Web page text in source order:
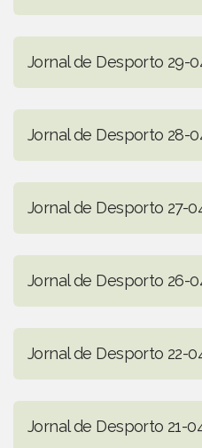
Jornal de Desporto 29-
Jornal de Desporto 28-
Jornal de Desporto 27-
Jornal de Desporto 26-
Jornal de Desporto 22-
Jornal de Desporto 21-